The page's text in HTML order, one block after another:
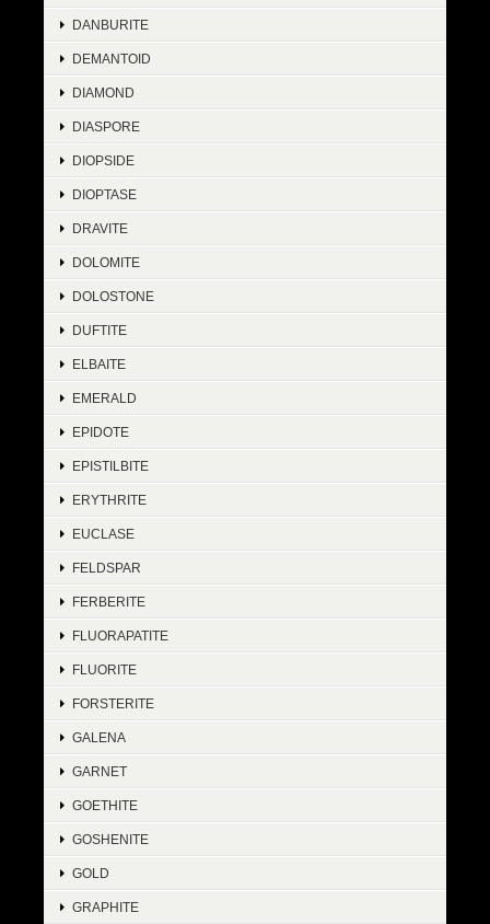
DANBURITE
DEMANTOID
DIAMOND
DIASPORE
DIOPSIDE
DIOPTASE
DRAVITE
DOLOMITE
DOLOSTONE
DUFTITE
ELBAITE
EMERALD
EPIDOTE
EPISTILBITE
ERYTHRITE
EUCLASE
FELDSPAR
FERBERITE
FLUORAPATITE
FLUORITE
FORSTERITE
GALENA
GARNET
GOETHITE
GOSHENITE
GOLD
GRAPHITE